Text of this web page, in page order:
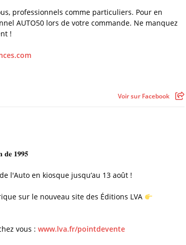
professionnels comme particuliers. Pour en
AUTO50 lors de votre commande. Ne manquez
!
Voir sur Facebook
𝐝𝐞 𝟏𝟗𝟗𝟓
l'Auto en kiosque jusqu’au 13 août !
sur le nouveau site des Éditions LVA
vous : www.lva.fr/pointdevente